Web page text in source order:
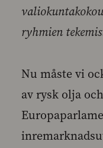
ryhmien
Nu måste vi
av rysk olja